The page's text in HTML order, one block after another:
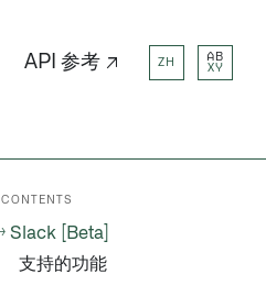
API 参考 ↗ ZH
AB
XY
CONTENTS
Slack [Beta]
支持的功能